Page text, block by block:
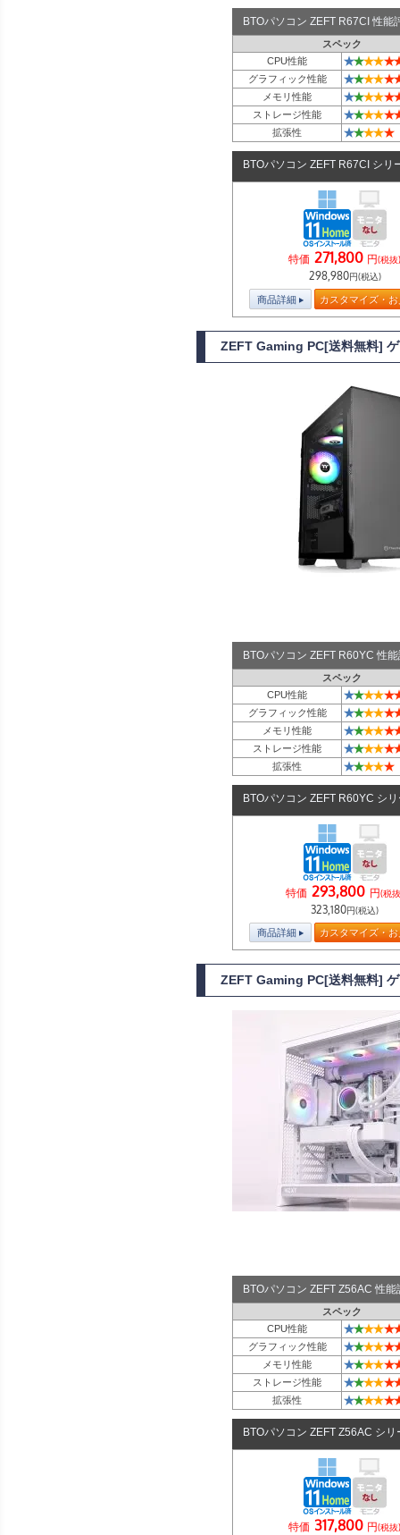
BTOパソコン ZEFT R67CI 性能
スペック
CPU性能
★★★★★
グラフィック性能 ★★★★★
メモリ性能 ★★★★★
ストレージ性能 ★★★★★
拡張性 ★★★★★
BTOパソコン ZEFT R67CI シリ
特価 271,800 円(税抜
298,980円(税込)
商品詳細 カスタマイズ・
ZEFT Gaming PC[送料無料]
BTOパソコン ZEFT R60YC 性
スペック
CPU性能
★★★★★
グラフィック性能 ★★★★★
メモリ性能 ★★★★★
ストレージ性能 ★★★★★
拡張性 ★★★★★
BTOパソコン ZEFT R60YC シ
特価 293,800 円(税
323,180円(税込)
商品詳細 カスタマイズ・
ZEFT Gaming PC[送料無料]
BTOパソコン ZEFT Z56AC 性
スペック
CPU性能
★★★★★
グラフィック性能 ★★★★★
メモリ性能 ★★★★★
ストレージ性能 ★★★★★
拡張性 ★★★★★
BTOパソコン ZEFT Z56AC シリ
特価 317,800 円(税抜